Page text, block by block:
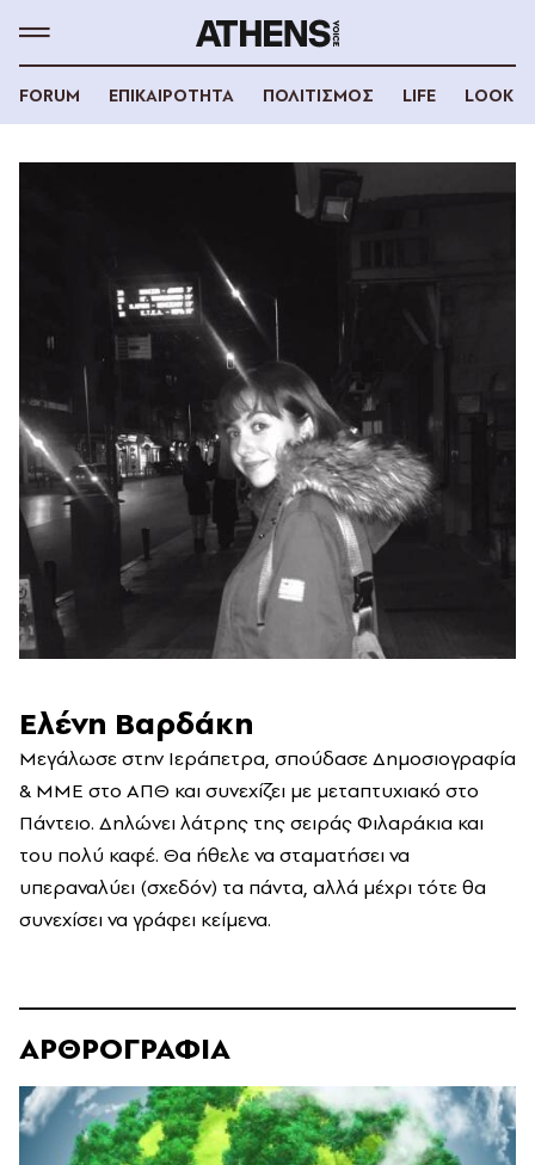
FORUM ΕΠΙΚΑΙΡΟΤΗΤΑ ΠΟΛΙΤΙΣΜΟΣ LIFE LOOK
Ελένη Βαρδάκη
Μεγάλωσε στην Ιεράπετρα, σπούδασε Δημοσιογραφία
& ΜΜΕ στο ΑΠΘ και συνεχίζει με μεταπτυχιακό στο
Πάντειο. Δηλώνει λάτρης της σειράς Φιλαράκια και
του πολύ καφέ. Θα ήθελε να σταματήσει να
υπεραναλύει (σχεδόν) τα πάντα, αλλά μέχρι τότε θα
συνεχίσει να γράφει κείμενα.
ΑΡΘΡΟΓΡΑΦΙΑ